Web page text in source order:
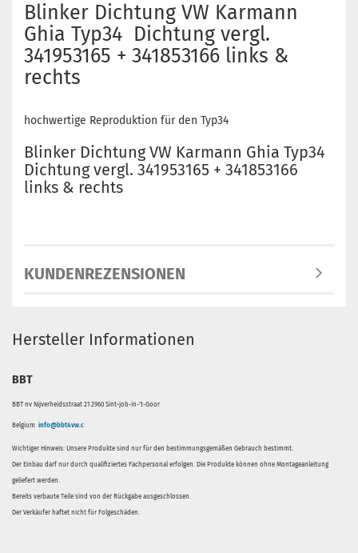
Blinker Dichtung VW Karmann
Ghia Typ34 Dichtung vergl.
341953165 + 341853166 links &
rechts
hochwertige Reproduktion für den Typ34
Blinker Dichtung VW Karmann Ghia Typ34
Dichtung vergl. 341953165 + 341853166
links & rechts
KUNDENREZENSIONEN
Hersteller Informationen
BBT
BBT nv Nijverheidsstraat 21 2960 Sint-job-in-'t-Goor
Belgium info@bbt4vw.c
Wichtiger Hinweis: Unsere Produkte sind nur für den bestimmungsgemäßen Gebrauch bestimmt.
Der Einbau darf nur durch qualifiziertes Fachpersonal erfolgen. Die Produkte können ohne Montageanleitung
geliefert werden.
Bereits verbaute Teile sind von der Rückgabe ausgeschlossen.
Der Verkäufer haftet nicht für Folgeschäden.